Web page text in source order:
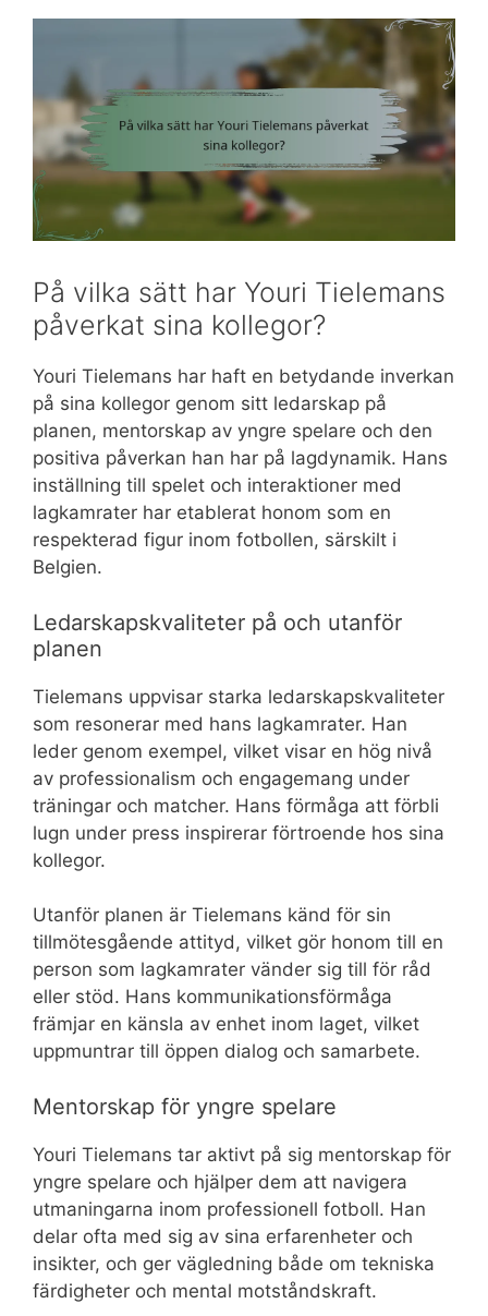
På vilka sätt har Youri Tielemans
påverkat sina kollegor?
Youri Tielemans har haft en betydande inverkan
på sina kollegor genom sitt ledarskap på
planen, mentorskap av yngre spelare och den
positiva påverkan han har på lagdynamik. Hans
inställning till spelet och interaktioner med
lagkamrater har etablerat honom som en
respekterad figur inom fotbollen, särskilt i
Belgien.
Ledarskapskvaliteter på och utanför
planen
Tielemans uppvisar starka ledarskapskvaliteter
som resonerar med hans lagkamrater. Han
leder genom exempel, vilket visar en hög nivå
av professionalism och engagemang under
träningar och matcher. Hans förmåga att förbli
lugn under press inspirerar förtroende hos sina
kollegor.
Utanför planen är Tielemans känd för sin
tillmötesgående attityd, vilket gör honom till en
person som lagkamrater vänder sig till för råd
eller stöd. Hans kommunikationsförmåga
främjar en känsla av enhet inom laget, vilket
uppmuntrar till öppen dialog och samarbete.
Mentorskap för yngre spelare
Youri Tielemans tar aktivt på sig mentorskap för
yngre spelare och hjälper dem att navigera
utmaningarna inom professionell fotboll. Han
delar ofta med sig av sina erfarenheter och
insikter, och ger vägledning både om tekniska
färdigheter och mental motståndskraft.